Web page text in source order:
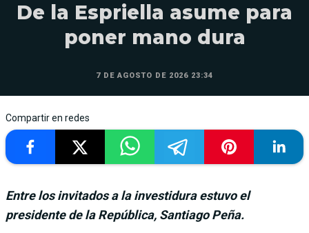
De la Espriella asume para
poner mano dura
7 DE AGOSTO DE 2026 23:34
Compartir en redes
Entre los invitados a la investidura estuvo el
presidente de la República, Santiago Peña.